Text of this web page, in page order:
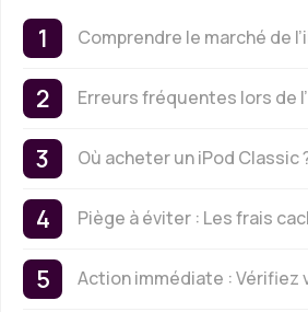
Comprendre le marché de
Erreurs fréquentes lors de
Où acheter un iPod Classic
Piège à éviter : Les frais
Action immédiate : Vérifiez